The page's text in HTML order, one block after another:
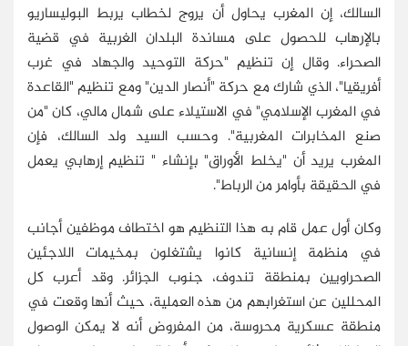
السالك، إن المغرب يحاول أن يروج لخطاب يربط البوليساريو
بالإرهاب للحصول على مساندة البلدان الغربية في قضية
الصحراء. وقال إن تنظيم "حركة التوحيد والجهاد في غرب
أفريقيا"، الذي شارك مع حركة "أنصار الدين" ومع تنظيم "القاعدة
في المغرب الإسلامي" في الاستيلاء على شمال مالي، كان "من
صنع المخابرات المغربية". وحسب السيد ولد السالك، فإن
المغرب يريد أن "يخلط الأوراق" بإنشاء " تنظيم إرهابي يعمل
في الحقيقة بأوامر من الرباط".
وكان أول عمل قام به هذا التنظيم هو اختطاف موظفين أجانب
في منظمة إنسانية كانوا يشتغلون بمخيمات اللاجئين
الصحراويين بمنطقة تندوف، جنوب الجزائر. وقد أعرب كل
المحللين عن استغرابهم من هذه العملية، حيث أنها وقعت في
منطقة عسكرية محروسة، من المفروض أنه لا يمكن الوصول